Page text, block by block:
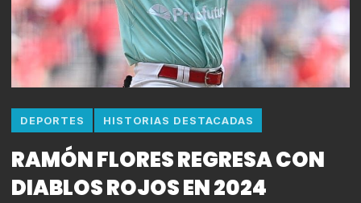
DEPORTES HISTORIAS DESTACADAS
RAMÓN FLORES REGRESA CON
DIABLOS ROJOS EN 2024